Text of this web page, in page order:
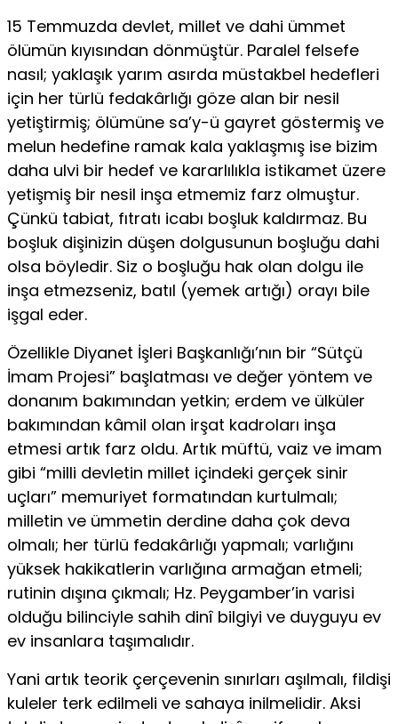
15 Temmuzda devlet, millet ve dahi ümmet
ölümün kıyısından dönmüştür. Paralel felsefe
nasıl; yaklaşık yarım asırda müstakbel hedefleri
için her türlü fedakârlığı göze alan bir nesil
yetiştirmiş; ölümüne sa’y-ü gayret göstermiş ve
melun hedefine ramak kala yaklaşmış ise bizim
daha ulvi bir hedef ve kararlılıkla istikamet üzere
yetişmiş bir nesil inşa etmemiz farz olmuştur.
Çünkü tabiat, fıtratı icabı boşluk kaldırmaz. Bu
boşluk dişinizin düşen dolgusunun boşluğu dahi
olsa böyledir. Siz o boşluğu hak olan dolgu ile
inşa etmezseniz, batıl (yemek artığı) orayı bile
işgal eder.
Özellikle Diyanet İşleri Başkanlığı’nın bir “Sütçü
İmam Projesi” başlatması ve değer yöntem ve
donanım bakımından yetkin; erdem ve ülküler
bakımından kâmil olan irşat kadroları inşa
etmesi artık farz oldu. Artık müftü, vaiz ve imam
gibi “milli devletin millet içindeki gerçek sinir
uçları” memuriyet formatından kurtulmalı;
milletin ve ümmetin derdine daha çok deva
olmalı; her türlü fedakârlığı yapmalı; varlığını
yüksek hakikatlerin varlığına armağan etmeli;
rutinin dışına çıkmalı; Hz. Peygamber’in varisi
olduğu bilinciyle sahih dinî bilgiyi ve duyguyu ev
ev insanlara taşımalıdır.
Yani artık teorik çerçevenin sınırları aşılmalı, fildişi
kuleler terk edilmeli ve sahaya inilmelidir. Aksi